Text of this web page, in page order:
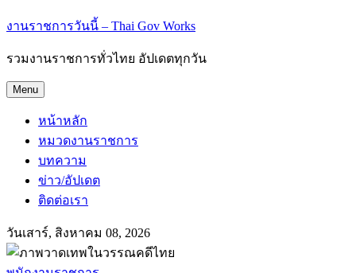
งานราชการวันนี้ – Thai Gov Works
รวมงานราชการทั่วไทย อัปเดตทุกวัน
Menu
หน้าหลัก
หมวดงานราชการ
บทความ
ข่าว/อัปเดต
ติดต่อเรา
วันเสาร์, สิงหาคม 08, 2026